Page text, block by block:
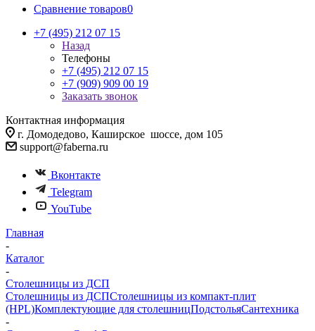
Сравнение товаров0
+7 (495) 212 07 15
Назад
Телефоны
+7 (495) 212 07 15
+7 (909) 909 00 19
Заказать звонок
Контактная информация
г. Домодедово, Каширское шоссе, дом 105
support@faberna.ru
Вконтакте
Telegram
YouTube
Главная
-
Каталог
-
Столешницы из ДСП
Столешницы из ДСПСтолешницы из компакт-плит
(HPL)Комплектующие для столешницПодстольяСантехника
-